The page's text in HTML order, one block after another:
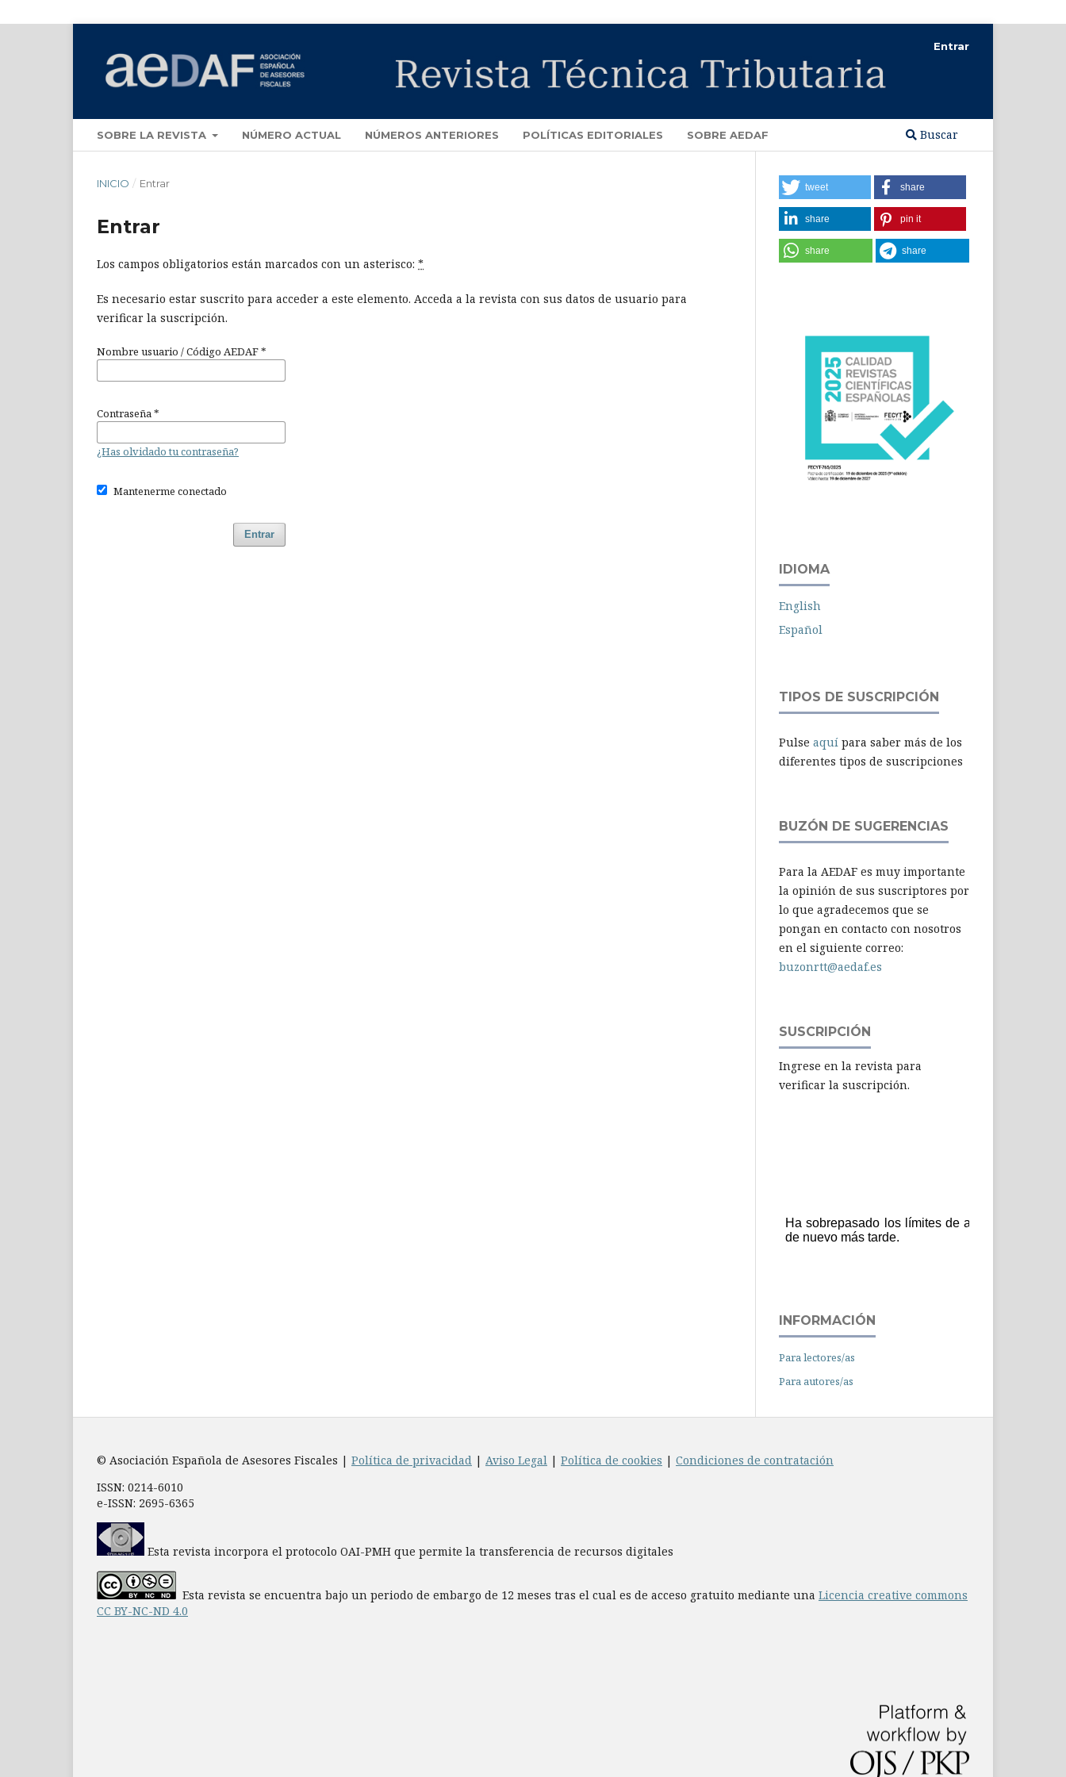
SOBRE LA REVISTA NÚMERO ACTUAL NÚMEROS ANTERIORES POLÍTICAS EDITORIALES SOBRE AEDAF Buscar
Entrar
INICIO / Entrar
Entrar
Los campos obligatorios están marcados con un asterisco: *
Es necesario estar suscrito para acceder a este elemento. Acceda a la revista con sus datos de usuario para
verificar la suscripción.
Nombre usuario / Código AEDAF*
Contraseña*
¿Has olvidado tu contraseña?
Mantenerme conectado
Entrar
tweet share
share pin it
share share
IDIOMA
English
Español
TIPOS DE SUSCRIPCIÓN
Pulse aquí para saber más de los
diferentes tipos de suscripciones
BUZÓN DE SUGERENCIAS
Para la AEDAF es muy importante
la opinión de sus suscriptores por
lo que agradecemos que se
pongan en contacto con nosotros
en el siguiente correo:
buzonrtt@aedaf.es
SUSCRIPCIÓN
Ingrese en la revista para
verificar la suscripción.
INFORMACIÓN
Para lectores/as
Para autores/as
© Asociación Española de Asesores Fiscales | Política de privacidad | Aviso Legal | Política de cookies | Condiciones de contratación
ISSN: 0214-6010
e-ISSN: 2695-6365
Esta revista incorpora el protocolo OAI-PMH que permite la transferencia de recursos digitales
Esta revista se encuentra bajo un periodo de embargo de 12 meses tras el cual es de acceso gratuito mediante una Licencia creative commons
CC BY-NC-ND 4.0